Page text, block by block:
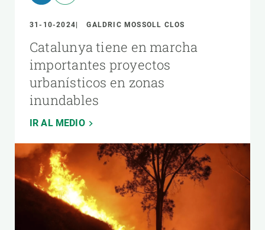
31-10-2024 GALDRIC MOSSOLL CLOS
Catalunya tiene en marcha
importantes proyectos
urbanísticos en zonas
inundables
IR AL MEDIO